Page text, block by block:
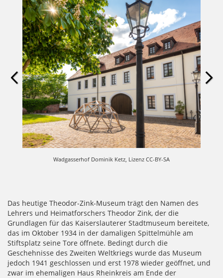
Wadgasserhof Dominik Ketz, Lizenz CC-BY-SA
Das heutige Theodor-Zink-Museum trägt den Namen des
Lehrers und Heimatforschers Theodor Zink, der die
Grundlagen für das Kaiserslauterer Stadtmuseum bereitete,
das im Oktober 1934 in der damaligen Spittelmühle am
Stiftsplatz seine Tore öffnete. Bedingt durch die
Geschehnisse des Zweiten Weltkriegs wurde das Museum
jedoch 1941 geschlossen und erst 1978 wieder geöffnet, und
zwar im ehemaligen Haus Rheinkreis am Ende der